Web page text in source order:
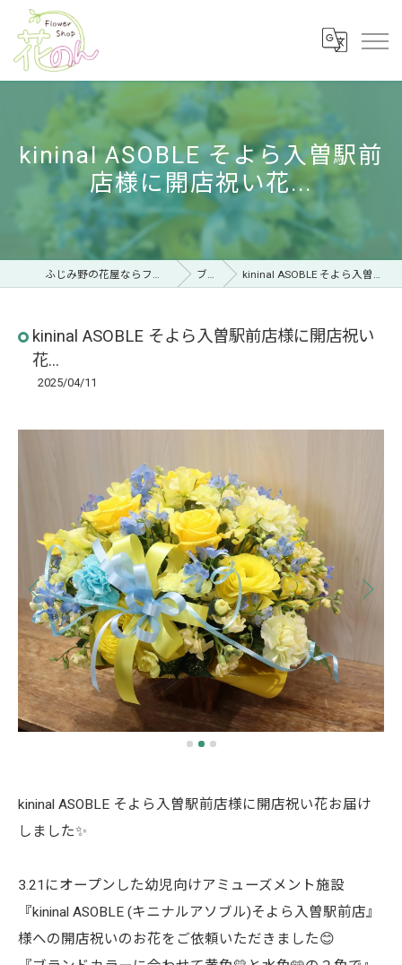
kininal ASOBLE そよら入曽駅前
店様に開店祝い花...
ふじみ野の花屋ならフラワーショップ 花のん ブログ kininal ASOBLE そよら入曽駅前店様に開店祝い花...
kininal ASOBLE そよら入曽駅前店様に開店祝い
花...
2025/04/11
kininal ASOBLE そよら入曽駅前店様に開店祝い花お届け
しました✨
3.21にオープンした幼児向けアミューズメント施設
『kininal ASOBLE (キニナルアソブル)そよら入曽駅前店』
様への開店祝いのお花をご依頼いただきました😊